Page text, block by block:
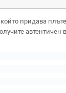
придава
автентичен